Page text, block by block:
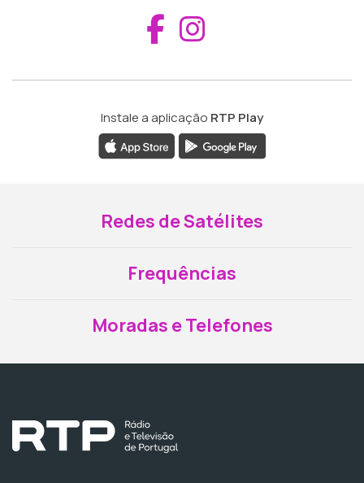
Aceder ao
Instale a aplicação RTP Play
Redes de Satélites
Frequências
Moradas e Telefones